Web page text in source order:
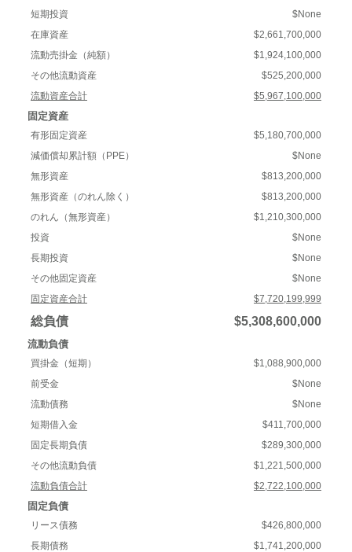
短期投資
$None
在庫資産
$2,661,700,000
流動売掛金（純額）
$1,924,100,000
その他流動資産
$525,200,000
流動資産合計
$5,967,100,000
固定資産
有形固定資産
$5,180,700,000
減価償却累計額（PPE）
$None
無形資産
$813,200,000
無形資産（のれん除く）
$813,200,000
のれん（無形資産）
$1,210,300,000
投資
$None
長期投資
$None
その他固定資産
$None
固定資産合計
$7,720,199,999
総負債 $5,308,600,000
流動負債
買掛金（短期）
$1,088,900,000
前受金
$None
流動債務
$None
短期借入金
$411,700,000
固定長期負債
$289,300,000
その他流動負債
$1,221,500,000
流動負債合計
$2,722,100,000
固定負債
リース債務
$426,800,000
長期債務
$1,741,200,000